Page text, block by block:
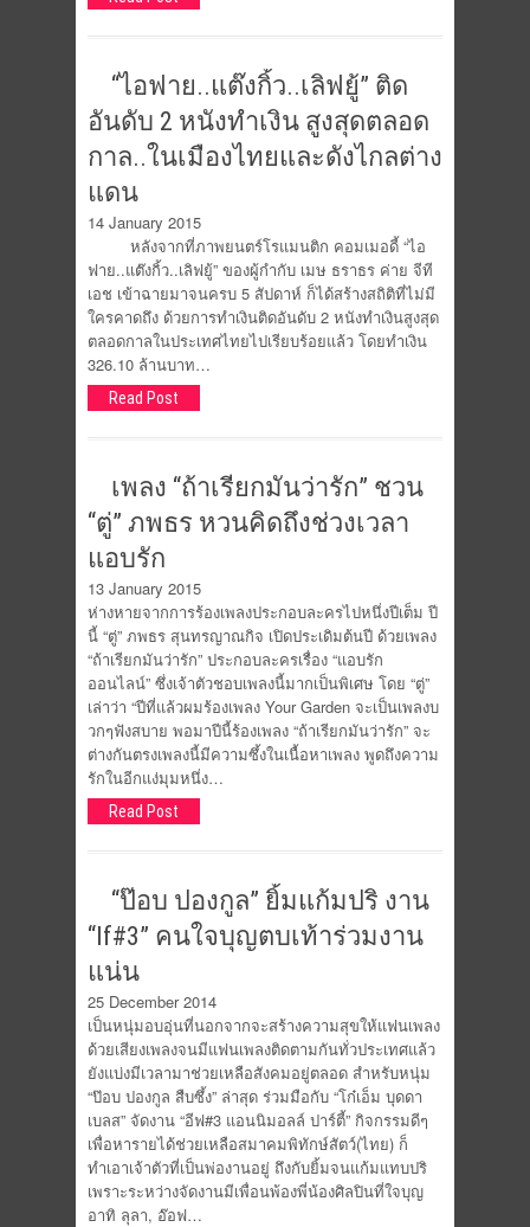
“ไอฟาย..แต๊งกิ้ว..เลิฟยู้” ติด
อันดับ 2 หนังทำเงิน สูงสุดตลอด
กาล..ในเมืองไทยและดังไกลต่าง
แดน
14 January 2015
หลังจากที่ภาพยนตร์โรแมนติก คอมเมอดี้ “ไอ
ฟาย..แต๊งกิ้ว..เลิฟยู้” ของผู้กำกับ เมษ ธราธร ค่าย จีที
เอช เข้าฉายมาจนครบ 5 สัปดาห์ ก็ได้สร้างสถิติที่ไม่มี
ใครคาดถึง ด้วยการทำเงินติดอันดับ 2 หนังทำเงินสูงสุด
ตลอดกาลในประเทศไทยไปเรียบร้อยแล้ว โดยทำเงิน
326.10 ล้านบาท…
Read Post
เพลง “ถ้าเรียกมันว่ารัก” ชวน
“ตู่” ภพธร หวนคิดถึงช่วงเวลา
แอบรัก
13 January 2015
ห่างหายจากการร้องเพลงประกอบละครไปหนึ่งปีเต็ม ปี
นี้ “ตู่” ภพธร สุนทรญาณกิจ เปิดประเดิมต้นปี ด้วยเพลง
“ถ้าเรียกมันว่ารัก” ประกอบละครเรื่อง “แอบรัก
ออนไลน์” ซึ่งเจ้าตัวชอบเพลงนี้มากเป็นพิเศษ โดย “ตู่”
เล่าว่า “ปีที่แล้วผมร้องเพลง Your Garden จะเป็นเพลงบ
วกๆฟังสบาย พอมาปีนี้ร้องเพลง “ถ้าเรียกมันว่ารัก” จะ
ต่างกันตรงเพลงนี้มีความซึ้งในเนื้อหาเพลง พูดถึงความ
รักในอีกแง่มุมหนึ่ง…
Read Post
“ป๊อบ ปองกูล” ยิ้มแก้มปริ งาน
“If#3” คนใจบุญตบเท้าร่วมงาน
แน่น
25 December 2014
เป็นหนุ่มอบอุ่นที่นอกจากจะสร้างความสุขให้แฟนเพลง
ด้วยเสียงเพลงจนมีแฟนเพลงติดตามกันทั่วประเทศแล้ว
ยังแบ่งมีเวลามาช่วยเหลือสังคมอยู่ตลอด สำหรับหนุ่ม
“ป๊อบ ปองกูล สืบซึ้ง” ล่าสุด ร่วมมือกับ “โก๋เอ็ม บุดดา
เบลส” จัดงาน “อีฟ#3 แอนนิมอลล์ ปาร์ตี้” กิจกรรมดีๆ
เพื่อหารายได้ช่วยเหลือสมาคมพิทักษ์สัตว์(ไทย) ก็
ทำเอาเจ้าตัวที่เป็นพ่องานอยู่ ถึงกับยิ้มจนแก้มแทบปริ
เพราะระหว่างจัดงานมีเพื่อนพ้องพี่น้องศิลปินที่ใจบุญ
อาทิ ลุลา, อ๊อฟ…